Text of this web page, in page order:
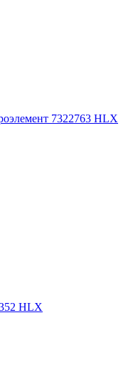
7322763 HLX
HLX